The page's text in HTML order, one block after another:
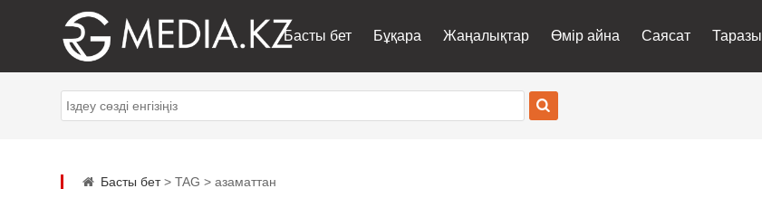
Басты бет Бұқара Жаңалықтар Өмір айна Саясат Таразы
Басты бет> TAG > азаматтан